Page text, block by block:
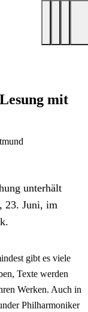
mit
unterhält
23. Juni, im
gibt es viele
Texte werden
Werken. Auch in
Philharmoniker